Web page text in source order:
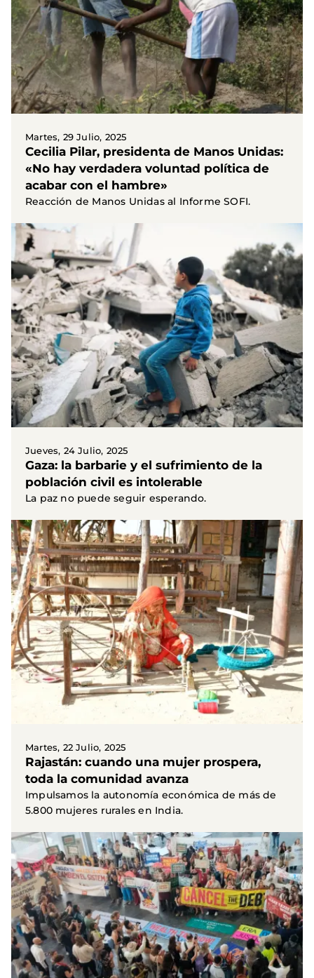
Martes, 29 Julio, 2025
Cecilia Pilar, presidenta de Manos Unidas:
«No hay verdadera voluntad política de
acabar con el hambre»
Reacción de Manos Unidas al Informe SOFI.
Jueves, 24 Julio, 2025
Gaza: la barbarie y el sufrimiento de la
población civil es intolerable
La paz no puede seguir esperando.
Martes, 22 Julio, 2025
Rajastán: cuando una mujer prospera,
toda la comunidad avanza
Impulsamos la autonomía económica de más de
5.800 mujeres rurales en India.